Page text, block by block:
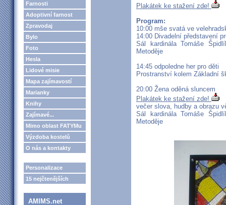
Farnosti
Adoptivní farnost
Zpravodaj
Bylo
Foto
Hesla
Lidové misie
Mapa zajímavostí
Marianky
Knihy
Zajímavé...
Mimo oblast FATYMu
Výzdoba kostelů
O nás a kontakty
Personalizace
15 nejčtenějších
AMIMS.net
Plakátek ke stažení zde!
Program:
10:00 mše svatá ve
14:00 Divadelní představení
Sál kardinála Tomáše
Metoděje
14:45 odpoledne her pro děti
Prostranství kolem Základní
20:00 Žena oděná sluncem
Plakátek ke stažení zde!
večer slova, hudby a obrazu
Sál kardinála Tomáše
Metoděje